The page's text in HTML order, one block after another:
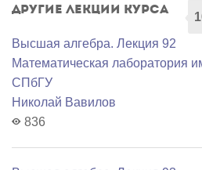
Другие лекции курса
Высшая алгебра. Лекция 92
Математичеcкая лаборатория
СПбГУ
Николай Вавилов
836